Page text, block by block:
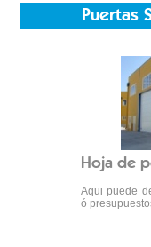
Puertas
Hoja de
Aqui puede
ó